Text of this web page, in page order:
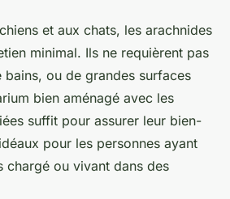
et aux chats, les arachnides
minimal. Ils ne requièrent pas
ou de grandes surfaces
bien aménagé avec les
suffit pour assurer leur bien-
pour les personnes ayant
chargé ou vivant dans des